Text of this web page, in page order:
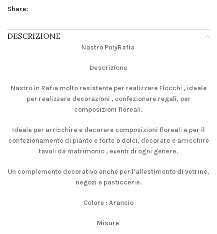
Share:
DESCRIZIONE
Nastro PolyRafia
Descrizione
Nastro in Rafia molto resistente per realizzare Fiocchi , ideale
per realizzare decorazioni , confezionare regali, per
composizioni floreali.
Ideale per arricchire e decorare composizioni floreali e per il
confezionamento di piante e torte o dolci, decorare e arricchire
tavoli da matrimonio , eventi di ogni genere.
Un complemento decorativo anche per l’allestimento di vetrine,
negozi e pasticcerie.
Colore : Arancio
Misure